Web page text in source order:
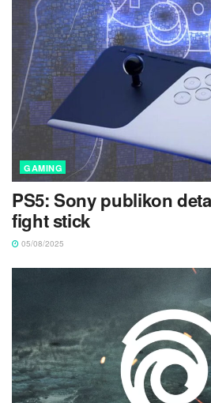
GAMING
PS5: Sony publikon
fight stick
05/08/2025